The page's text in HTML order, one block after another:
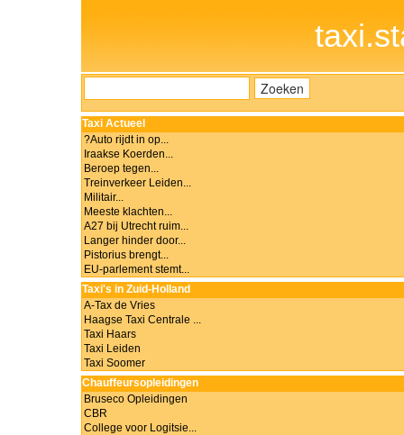
Taxi Actueel
?Auto rijdt in op...
Iraakse Koerden...
Beroep tegen...
Treinverkeer Leiden...
Militair...
Meeste klachten...
A27 bij Utrecht ruim...
Langer hinder door...
Pistorius brengt...
EU-parlement stemt...
Taxi's in Zuid-Holland
A-Tax de Vries
Haagse Taxi Centrale ...
Taxi Haars
Taxi Leiden
Taxi Soomer
Chauffeursopleidingen
Bruseco Opleidingen
CBR
College voor Logitsie...